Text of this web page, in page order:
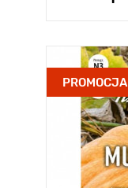
PROMOCJA